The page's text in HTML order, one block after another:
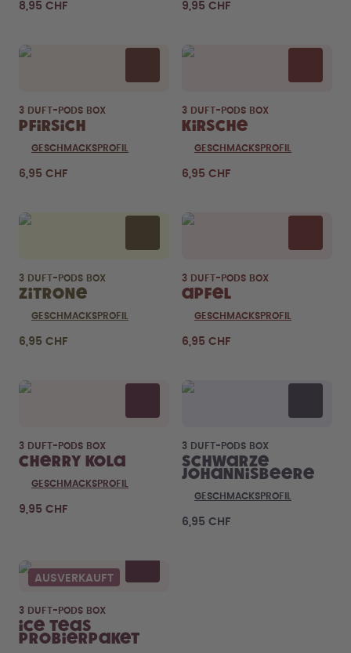
8,95 CHF 9,95 CHF
3 DUFT-PODS BOX
Pfirsich
GESCHMACKSPROFIL
6,95 CHF
3 DUFT-PODS BOX
Kirsche
GESCHMACKSPROFIL
6,95 CHF
3 DUFT-PODS BOX
Zitrone
GESCHMACKSPROFIL
6,95 CHF
3 DUFT-PODS BOX
Apfel
GESCHMACKSPROFIL
6,95 CHF
3 DUFT-PODS BOX
Cherry Kola
GESCHMACKSPROFIL
9,95 CHF
3 DUFT-PODS BOX
Schwarze
Johannisbeere
GESCHMACKSPROFIL
6,95 CHF
AUSVERKAUFT
3 DUFT-PODS BOX
Ice Teas
Probierpaket